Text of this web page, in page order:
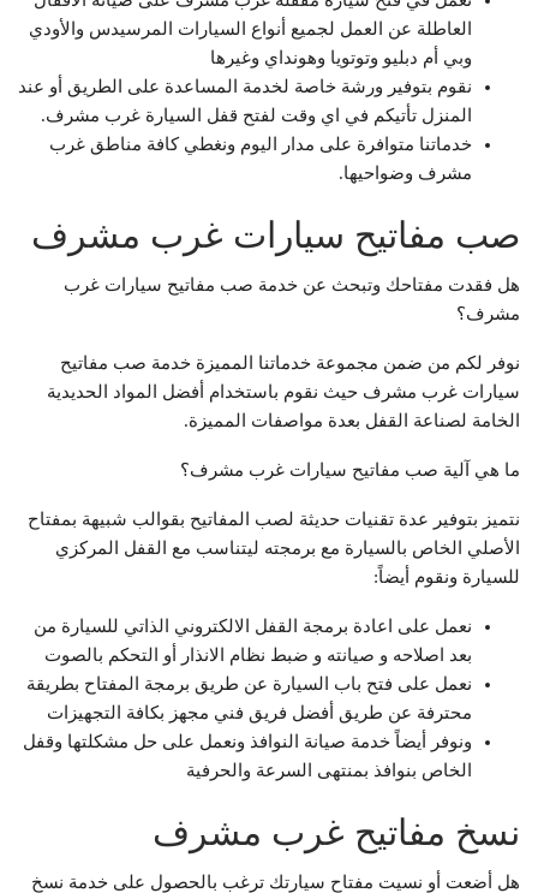
العاطلة عن العمل لجميع أنواع السيارات المرسيدس والأودي
وبي أم دبليو وتوتويا وهونداي وغيرها
نقوم بتوفير ورشة خاصة لخدمة المساعدة على الطريق أو عند
المنزل تأتيكم في اي وقت لفتح قفل السيارة غرب مشرف.
خدماتنا متوافرة على مدار اليوم ونغطي كافة مناطق غرب
مشرف وضواحيها.
صب مفاتيح سيارات غرب مشرف
هل فقدت مفتاحك وتبحث عن خدمة صب مفاتيح سيارات غرب
مشرف؟
نوفر لكم من ضمن مجموعة خدماتنا المميزة خدمة صب مفاتيح
سيارات غرب مشرف حيث نقوم باستخدام أفضل المواد الحديدية
الخامة لصناعة القفل بعدة مواصفات المميزة.
ما هي آلية صب مفاتيح سيارات غرب مشرف؟
نتميز بتوفير عدة تقنيات حديثة لصب المفاتيح بقوالب شبيهة بمفتاح
الأصلي الخاص بالسيارة مع برمجته ليتناسب مع القفل المركزي
للسيارة ونقوم أيضاً:
نعمل على اعادة برمجة القفل الالكتروني الذاتي للسيارة من
بعد اصلاحه و صيانته و ضبط نظام الانذار أو التحكم بالصوت
نعمل على فتح باب السيارة عن طريق برمجة المفتاح بطريقة
محترفة عن طريق أفضل فريق فني مجهز بكافة التجهيزات
ونوفر أيضاً خدمة صيانة النوافذ ونعمل على حل مشكلتها وقفل
الخاص بنوافذ بمنتهى السرعة والحرفية
نسخ مفاتيح غرب مشرف
هل أضعت أو نسيت مفتاح سيارتك ترغب بالحصول على خدمة نسخ